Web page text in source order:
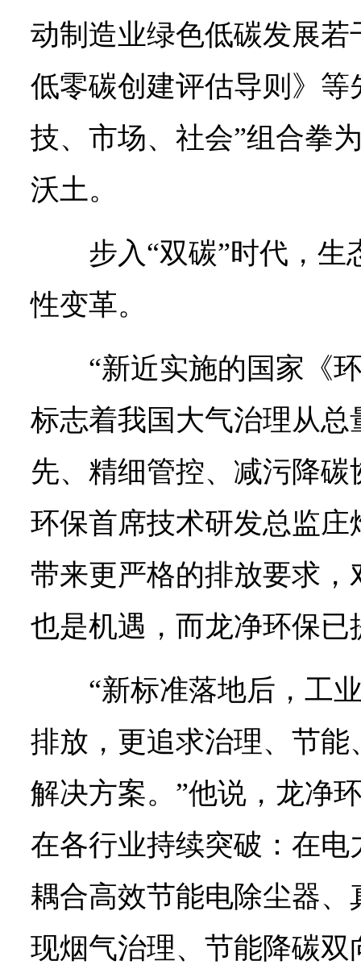
动制造业绿色低碳发展
低零碳创建评估导则》等
技、市场、社会”组合拳
沃土。
步入“双碳”时代，
性变革。
“新近实施的国家《
标志着我国大气治理从
先、精细管控、减污降
环保首席技术研发总监
带来更严格的排放要求
也是机遇，而龙净环保已
“新标准落地后，工
排放，更追求治理、节
解决方案。”他说，龙净
在各行业持续突破：在
耦合高效节能电除尘器
现烟气治理、节能降碳